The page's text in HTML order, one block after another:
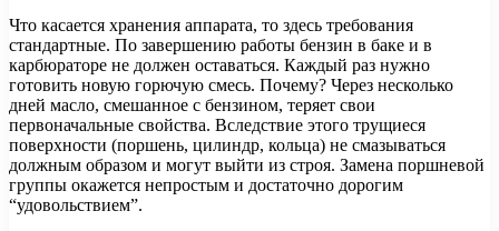
Что касается хранения аппарата, то здесь требования
стандартные. По завершению работы бензин в баке и в
карбюраторе не должен оставаться. Каждый раз нужно
готовить новую горючую смесь. Почему? Через несколько
дней масло, смешанное с бензином, теряет свои
первоначальные свойства. Вследствие этого трущиеся
поверхности (поршень, цилиндр, кольца) не смазываться
должным образом и могут выйти из строя. Замена поршневой
группы окажется непростым и достаточно дорогим
“удовольствием”.